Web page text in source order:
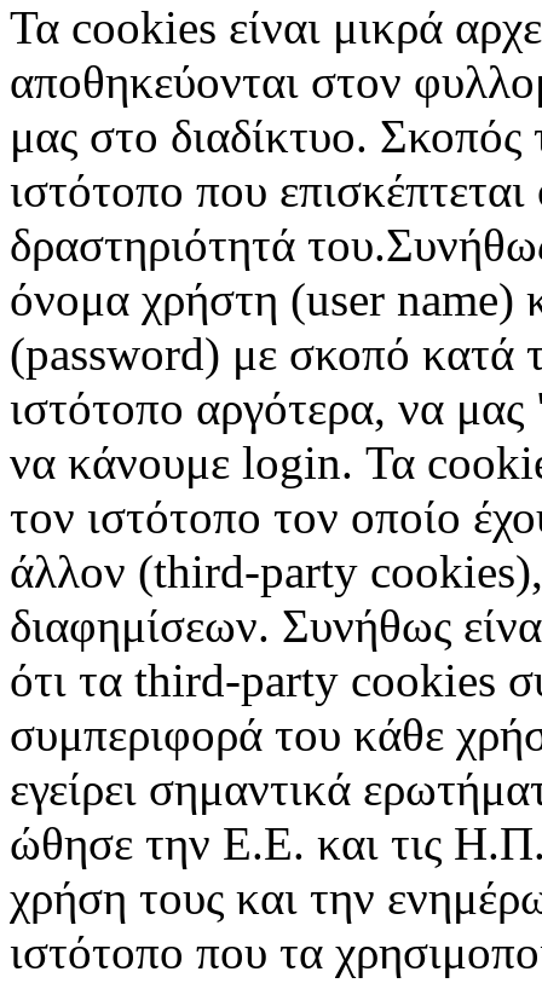
Τα cookies είναι μικρά
αποθηκεύονται στον
μας στο διαδίκτυο. Σκοπός
ιστότοπο που
δραστηριότητά
όνομα χρήστη (user name)
(password) με σκοπό κατά
ιστότοπο αργότερα, να μας
να κάνουμε login. Τα
τον ιστότοπο τον οποίο
άλλον (third-party
διαφημίσεων. Συνήθως
ότι τα third-party cookies
συμπεριφορά του κάθε
εγείρει σημαντικά
ώθησε την Ε.Ε. και τις
χρήση τους και την
ιστότοπο που τα